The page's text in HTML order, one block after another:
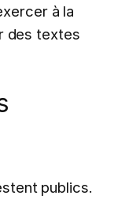
à la
des textes
publics.